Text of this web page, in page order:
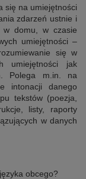
się na umiejętności
zdarzeń ustnie i
w domu, w czasie
umiejętności –
się w
umiejętności jak
Polega m.in. na
intonacji danego
tekstów (poezja,
listy, raporty
w danych
obcego?